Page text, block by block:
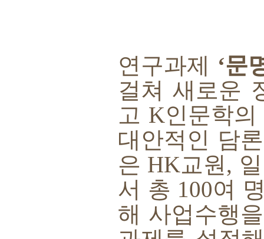
연구과제 ‘문
걸쳐 새로운
고 K인문학
대안적인 담론
은 HK교원,
서 총 100여
해 사업수행